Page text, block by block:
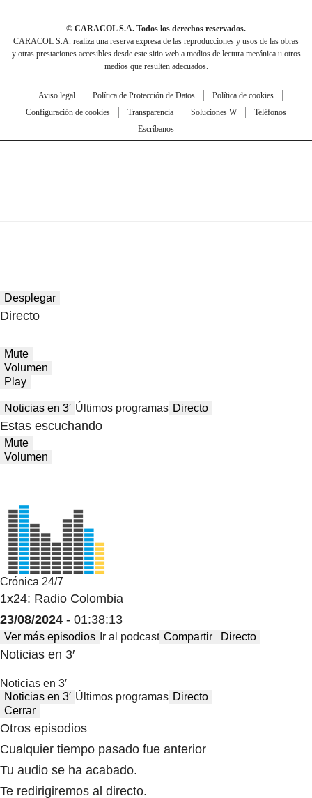
© CARACOL S.A. Todos los derechos reservados.
CARACOL S.A. realiza una reserva expresa de las reproducciones y usos de las obras
y otras prestaciones accesibles desde este sitio web a medios de lectura mecánica u otros
medios que resulten adecuados.
Aviso legal Política de Protección de Datos
Política de cookies
Configuración de cookies
Transparencia Soluciones W
Teléfonos
Escríbanos
Desplegar
Directo
Mute
Volumen
Play
Noticias en 3′ Últimos programas Directo
Estas escuchando
Mute
Volumen
Crónica 24/7
1x24: Radio Colombia
23/08/2024 - 01:38:13
Ver más episodios Ir al podcast Compartir Directo
Noticias en 3′
Noticias en 3′
Noticias en 3′ Últimos programas Directo
Cerrar
Otros episodios
Cualquier tiempo pasado fue anterior
Tu audio se ha acabado.
Te redirigiremos al directo.